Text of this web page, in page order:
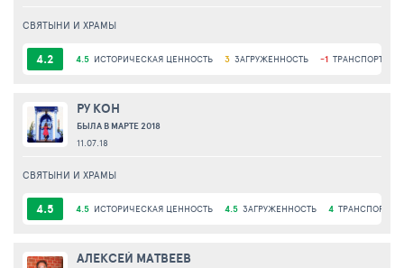
СВЯТЫНИ И ХРАМЫ
4.2 4.5 ИСТОРИЧЕСКАЯ ЦЕННОСТЬ 3 ЗАГРУЖЕННОСТЬ -1
РУ КОН
БЫЛА В МАРТЕ 2018
11.07.18
СВЯТЫНИ И ХРАМЫ
4.5 4.5 ИСТОРИЧЕСКАЯ ЦЕННОСТЬ 4.5 ЗАГРУЖЕННОСТЬ 4
АЛЕКСЕЙ МАТВЕЕВ